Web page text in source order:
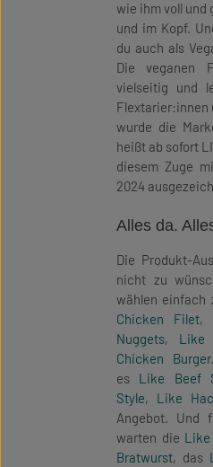
wie ihm voll und
und im Kopf.
du auch als
Die veganen
vielseitig und
Flextarier:innen
wurde die
heißt ab sofort
diesem Zuge
2024
Alles da.
Die Produkt-
nicht zu
wählen einfach
Chicken Filet,
Nuggets, Like
Chicken Burger
es Like Beef
Style, Like
Angebot. Und
warten die Like
Bratwurst, das